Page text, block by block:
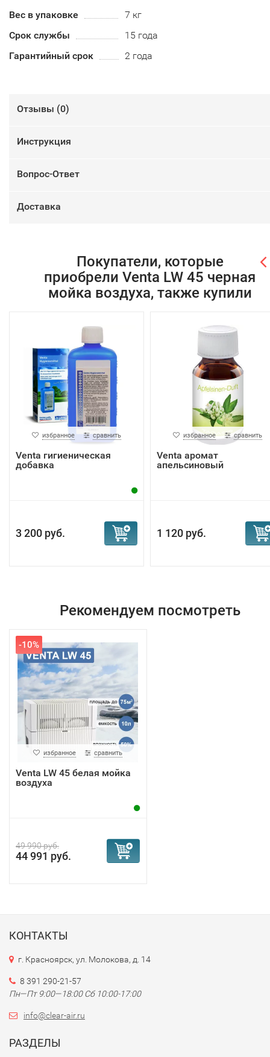
Вес в упаковке
7 кг
Срок службы
15 года
Гарантийный срок
2 года
Отзывы (0)
Инструкция
Вопрос-Ответ
Доставка
Покупатели, которые
приобрели Venta LW 45 черная
мойка воздуха, также купили
избранное сравнить
Venta гигиеническая
добавка
3 200 руб.
избранное сравнить
Venta аромат
апельсиновый
1 120 руб.
Рекомендуем посмотреть
-10%
избранное сравнить
Venta LW 45 белая мойка
воздуха
49 990 руб.
44 991 руб.
КОНТАКТЫ
г. Красноярск, ул. Молокова, д. 14
8 391 290-21-57
Пн—Пт 9:00—18:00 Сб 10:00-17:00
info@clear-air.ru
РАЗДЕЛЫ